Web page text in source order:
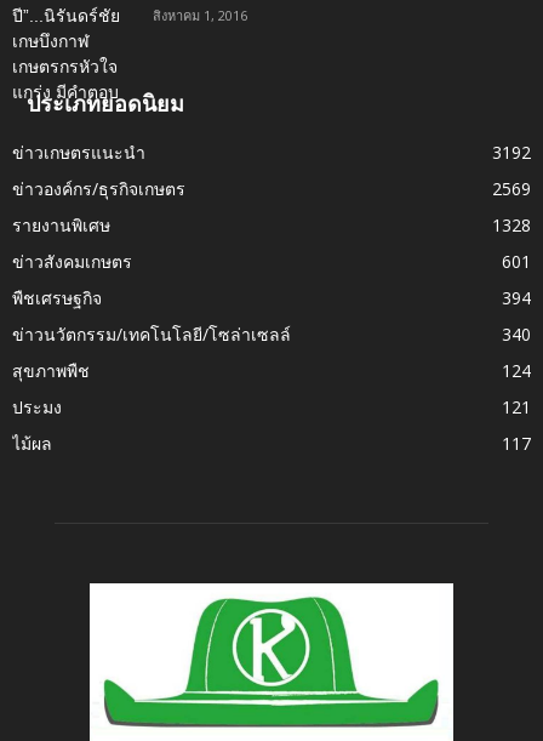
สิงหาคม 1, 2016
ประเภทยอดนิยม
ข่าวเกษตรแนะนำ
3192
ข่าวองค์กร/ธุรกิจเกษตร
2569
รายงานพิเศษ
1328
ข่าวสังคมเกษตร
601
พืชเศรษฐกิจ
394
ข่าวนวัตกรรม/เทคโนโลยี/โซล่าเซลล์
340
สุขภาพพืช
124
ประมง
121
ไม้ผล
117